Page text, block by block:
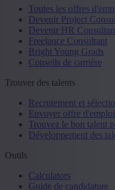
Toutes les offres
Devenir Project
Devenir HR
Freelance Consultant
Bright Young Grads
Conseils de carrière
Trouver des talents
Recrutement et
Envoyer offre d'emploi
Trouvez le bon talent
Développement des
Outils
Calculators
Guide de candidature